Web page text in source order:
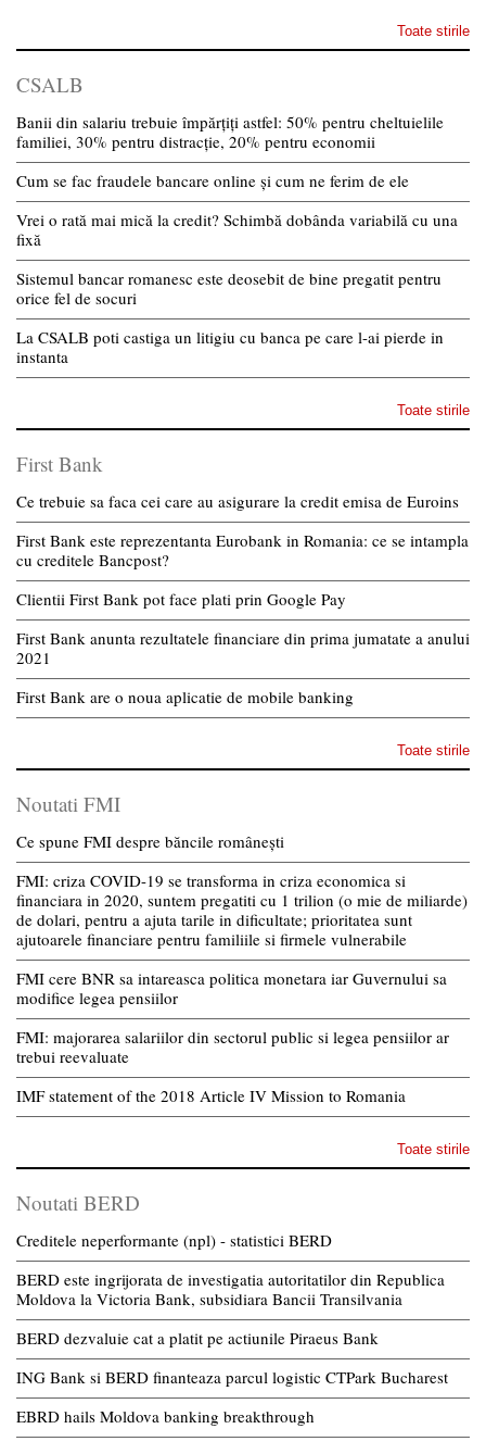
Toate stirile
CSALB
Banii din salariu trebuie împărțiți astfel: 50% pentru cheltuielile
familiei, 30% pentru distracție, 20% pentru economii
Cum se fac fraudele bancare online și cum ne ferim de ele
Vrei o rată mai mică la credit? Schimbă dobânda variabilă cu una
fixă
Sistemul bancar romanesc este deosebit de bine pregatit pentru
orice fel de socuri
La CSALB poti castiga un litigiu cu banca pe care l-ai pierde in
instanta
Toate stirile
First Bank
Ce trebuie sa faca cei care au asigurare la credit emisa de Euroins
First Bank este reprezentanta Eurobank in Romania: ce se intampla
cu creditele Bancpost?
Clientii First Bank pot face plati prin Google Pay
First Bank anunta rezultatele financiare din prima jumatate a anului
2021
First Bank are o noua aplicatie de mobile banking
Toate stirile
Noutati FMI
Ce spune FMI despre băncile românești
FMI: criza COVID-19 se transforma in criza economica si
financiara in 2020, suntem pregatiti cu 1 trilion (o mie de miliarde)
de dolari, pentru a ajuta tarile in dificultate; prioritatea sunt
ajutoarele financiare pentru familiile si firmele vulnerabile
FMI cere BNR sa intareasca politica monetara iar Guvernului sa
modifice legea pensiilor
FMI: majorarea salariilor din sectorul public si legea pensiilor ar
trebui reevaluate
IMF statement of the 2018 Article IV Mission to Romania
Toate stirile
Noutati BERD
Creditele neperformante (npl) - statistici BERD
BERD este ingrijorata de investigatia autoritatilor din Republica
Moldova la Victoria Bank, subsidiara Bancii Transilvania
BERD dezvaluie cat a platit pe actiunile Piraeus Bank
ING Bank si BERD finanteaza parcul logistic CTPark Bucharest
EBRD hails Moldova banking breakthrough